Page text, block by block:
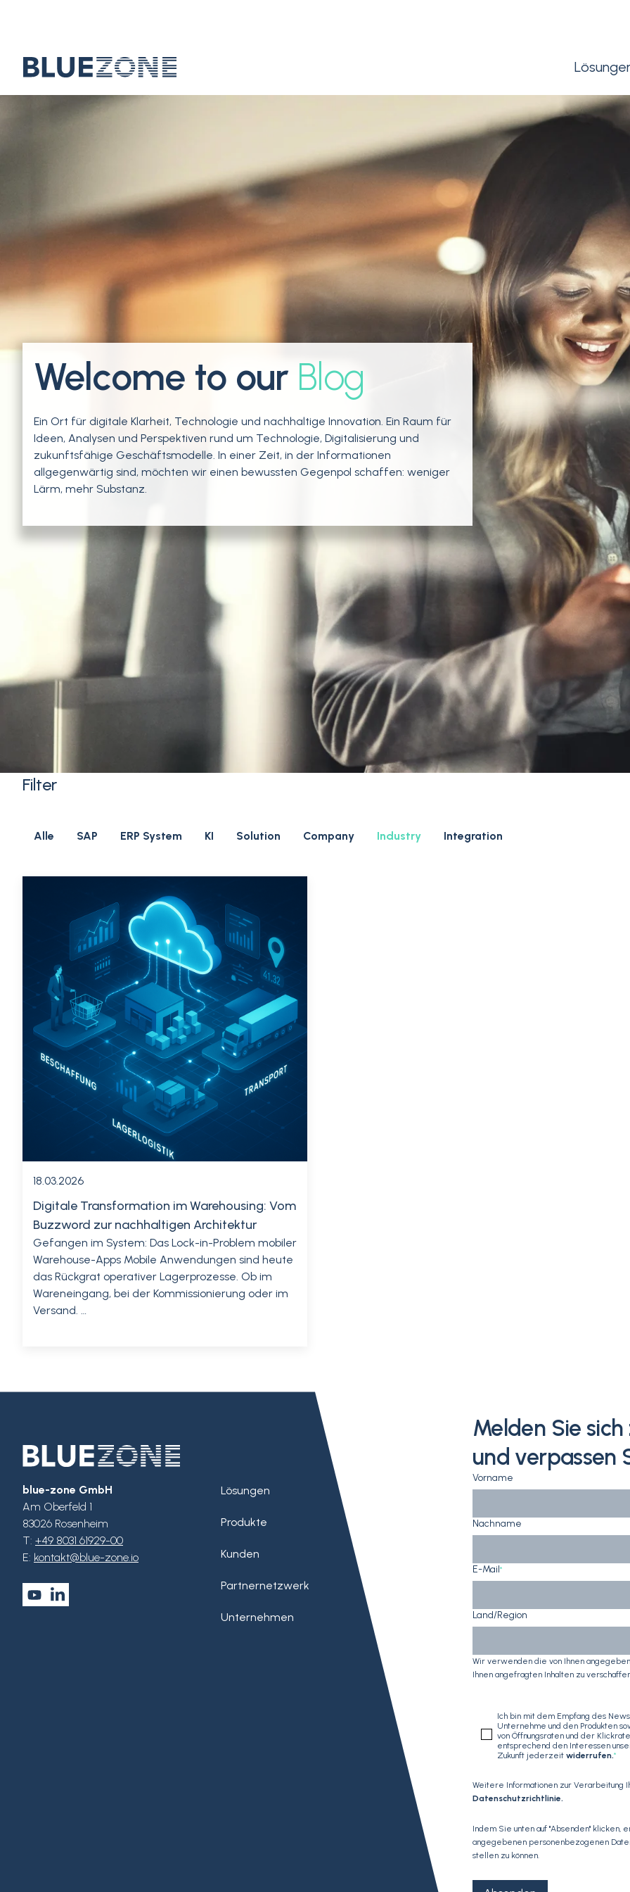
Welcome to our Blog
Ein Ort für digitale Klarheit, Technologie und nachhaltige Innovation. Ein Raum für
Ideen, Analysen und Perspektiven rund um Technologie, Digitalisierung und
zukunftsfähige Geschäftsmodelle. In einer Zeit, in der Informationen
allgegenwärtig sind, möchten wir einen bewussten Gegenpol schaffen: weniger
Lärm, mehr Substanz.
Filter
Alle SAP ERP System KI Solution Company Industry Integration
18.03.2026
Digitale Transformation im Warehousing: Vom
Buzzword zur nachhaltigen Architektur
Gefangen im System: Das Lock-in-Problem mobiler
Warehouse-Apps Mobile Anwendungen sind heute
das Rückgrat operativer Lagerprozesse. Ob im
Wareneingang, bei der Kommissionierung oder im
Versand. …
Melden Sie sich
und verpassen
Vorname
Nachname
E-Mail*
Land/Region
Wir verwenden die von Ihnen
Ihnen angefragten Inhalten zu
Ich bin mit dem Empfang des
Unternehme und den Produkten
von Öffnungsraten und der
entsprechend den Interessen
Zukunft jederzeit widerrufen.*
Weitere Informationen zur Verarbeitung
Datenschutzrichtlinie.
Indem Sie unten auf "Absenden"
angegebenen personenbezogenen
stellen zu können.
blue-zone GmbH
Am Oberfeld 1
83026 Rosenheim
T: +49 8031 61929-00
E: kontakt@blue-zone.io
Lösungen
Produkte
Kunden
Partnernetzwerk
Unternehmen